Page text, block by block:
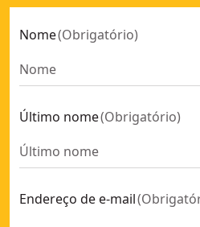
Nome(Obrigatório)
Último nome(Obrigatório)
Endereço de e-mail(